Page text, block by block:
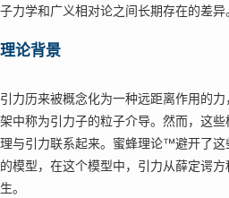
子力学和广义相对论之间长期存在的差异。
理论背景
引力历来被概念化为一种远距离作用的
架中称为引力子的粒子介导。然而，这
理与引力联系起来。蜜蜂理论™避开了
的模型，在这个模型中，引力从薛定谔
生。